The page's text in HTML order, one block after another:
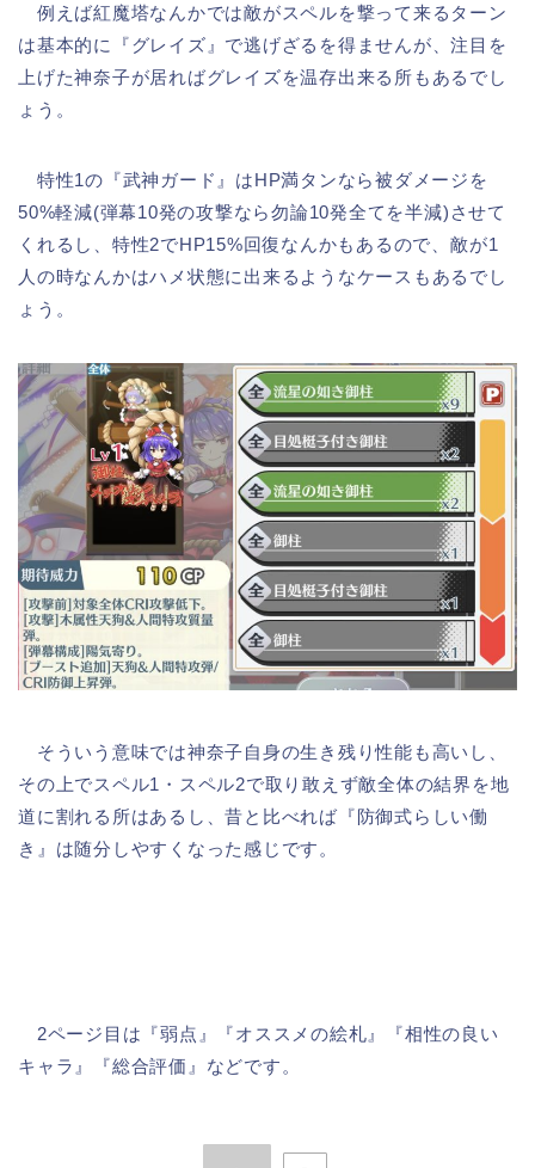
例えば紅魔塔なんかでは敵がスペルを撃って来るターン
は基本的に『グレイズ』で逃げざるを得ませんが、注目を
上げた神奈子が居ればグレイズを温存出来る所もあるでし
ょう。
特性1の『武神ガード』はHP満タンなら被ダメージを
50%軽減(弾幕10発の攻撃なら勿論10発全てを半減)させて
くれるし、特性2でHP15%回復なんかもあるので、敵が1
人の時なんかはハメ状態に出来るようなケースもあるでし
ょう。
そういう意味では神奈子自身の生き残り性能も高いし、
その上でスペル1・スペル2で取り敢えず敵全体の結界を地
道に割れる所はあるし、昔と比べれば『防御式らしい働
き』は随分しやすくなった感じです。
2ページ目は『弱点』『オススメの絵札』『相性の良い
キャラ』『総合評価』などです。